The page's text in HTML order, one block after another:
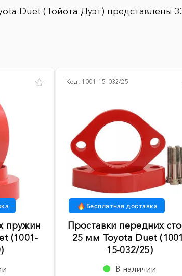
Duet (Тойота Дуэт) представлены
пружин
(1001-
Код: 1001-15-032/25
Бесплатная доставка
Проставки передних
25 мм Toyota Duet
15-032/25)
В наличии